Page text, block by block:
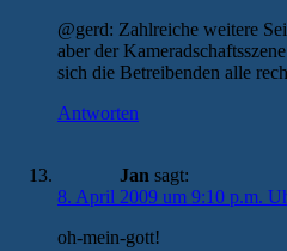
@gerd: Zahlreiche weitere
aber der
sich die Betreibenden alle
Antworten
Jan sagt:
8. April 2009 um 9:10 p.m.
oh-mein-gott!